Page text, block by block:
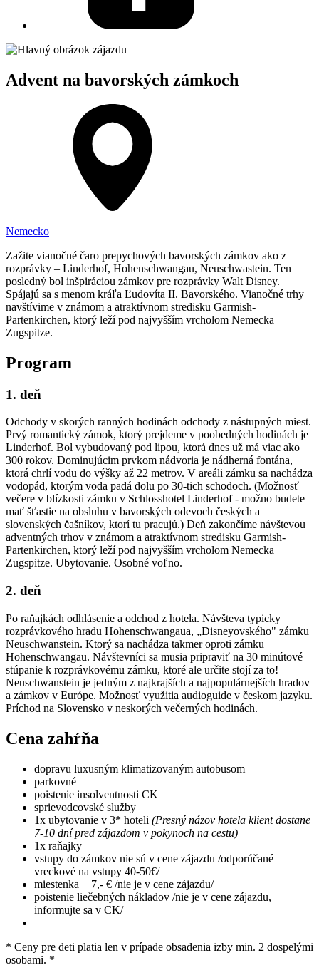
Advent na bavorských zámkoch
Nemecko
Zažite vianočné čaro prepychových bavorských zámkov ako z
rozprávky – Linderhof, Hohenschwangau, Neuschwastein. Ten
posledný bol inšpiráciou zámkov pre rozprávky Walt Disney.
Spájajú sa s menom kráľa Ľudovíta II. Bavorského. Vianočné trhy
navštívime v známom a atraktívnom stredisku Garmish-
Partenkirchen, ktorý leží pod najvyšším vrcholom Nemecka
Zugspitze.
Program
1. deň
Odchody v skorých ranných hodinách odchody z nástupných miest.
Prvý romantický zámok, ktorý prejdeme v poobedných hodinách je
Linderhof. Bol vybudovaný pod lipou, ktorá dnes už má viac ako
300 rokov. Dominujúcim prvkom nádvoria je nádherná fontána,
ktorá chrlí vodu do výšky až 22 metrov. V areáli zámku sa nachádza
vodopád, ktorým voda padá dolu po 30-tich schodoch. (Možnosť
večere v blízkosti zámku v Schlosshotel Linderhof - možno budete
mať šťastie na obsluhu v bavorských odevoch českých a
slovenských čašníkov, ktorí tu pracujú.) Deň zakončíme návštevou
adventných trhov v známom a atraktívnom stredisku Garmish-
Partenkirchen, ktorý leží pod najvyšším vrcholom Nemecka
Zugspitze. Ubytovanie. Osobné voľno.
2. deň
Po raňajkách odhlásenie a odchod z hotela. Návšteva typicky
rozprávkového hradu Hohenschwangaua, „Disneyovského" zámku
Neuschwanstein. Ktorý sa nachádza takmer oproti zámku
Hohenschwangau. Návštevníci sa musia pripraviť na 30 minútové
stúpanie k rozprávkovému zámku, ktoré ale určite stojí za to!
Neuschwanstein je jedným z najkrajších a najpopulárnejších hradov
a zámkov v Európe. Možnosť využitia audioguide v českom jazyku.
Príchod na Slovensko v neskorých večerných hodinách.
Cena zahŕňa
dopravu luxusným klimatizovaným autobusom
parkovné
poistenie insolventnosti CK
sprievodcovské služby
1x ubytovanie v 3* hoteli (Presný názov hotela klient dostane
7-10 dní pred zájazdom v pokynoch na cestu)
1x raňajky
vstupy do zámkov nie sú v cene zájazdu /odporúčané
vreckové na vstupy 40-50€/
miestenka + 7,- € /nie je v cene zájazdu/
poistenie liečebných nákladov /nie je v cene zájazdu,
informujte sa v CK/
* Ceny pre deti platia len v prípade obsadenia izby min. 2 dospelými
osobami. *